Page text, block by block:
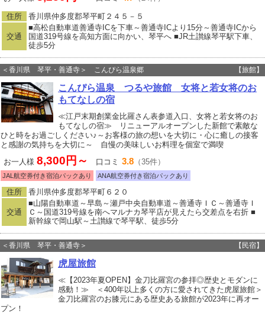
住所 香川県仲多度郡琴平町２４５－５
交通
■高松自動車道善通寺ICを下車～善通寺ICより15分～善通寺ICから
国道319号線を高知方面に向かい、琴平へ ■JR土讃線琴平駅下車、
徒歩5分
＜香川県 琴平・善通寺＞ こんぴら温泉郷 【旅館】
こんぴら温泉 つるや旅館 女将と若女将のお
もてなしの宿
≪江戸末期創業金比羅さん表参道入口、女将と若女将のお
もてなしの宿≫ リニューアルオープンした新館で素敵な
ひと時をお過ごしください♪～お客様の旅の想いを大切に・心に癒しの接客
と感謝の気持ちを大切に～ 自慢の美味しいお料理を個室で満喫
お一人様 8,300円～ 口コミ 3.8 （35件）
JAL航空券付き宿泊パックあり ANA航空券付き宿泊パックあり
住所 香川県仲多度郡琴平町６２０
交通
■山陽自動車道～早島～瀬戸中央自動車道～善通寺ＩＣ～善通寺Ｉ
Ｃ～国道319号線を南へマルナカ琴平店が見えたら交差点を右折 ■
新幹線で岡山駅～土讃線で琴平駅、徒歩5分
＜香川県 琴平・善通寺＞ 【民宿】
虎屋旅館
≪【2023年夏OPEN】金刀比羅宮の参拝◎歴史とモダンに
感動！≫ ＜400年以上多くの方に愛されてきた虎屋旅館＞
金刀比羅宮のお膝元にある歴史ある旅館が2023年に再オー
プン！